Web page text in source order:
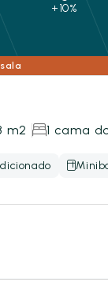
+10%
m2 1 cama